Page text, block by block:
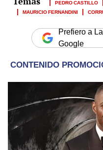
PEDRO CASTILLO
MAURICIO FERNANDINI
Prefiero a
Google